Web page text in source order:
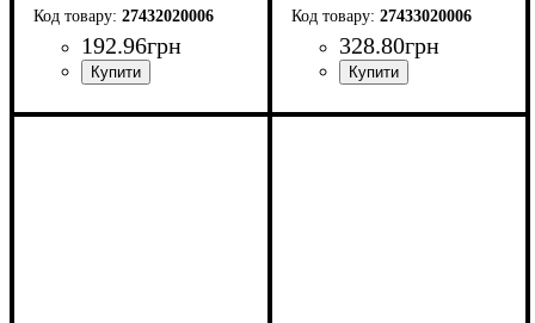
27432020006
192.96грн
27433020006
328.80грн